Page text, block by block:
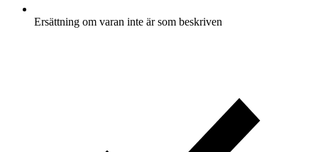
Ersättning om varan inte är som beskriven